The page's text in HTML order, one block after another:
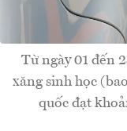
Từ ngày 01 đến
xăng sinh học
quốc đạt